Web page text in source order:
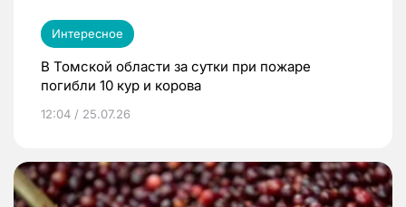
Интересное
В Томской области за сутки при пожаре
погибли 10 кур и корова
12:04 / 25.07.26